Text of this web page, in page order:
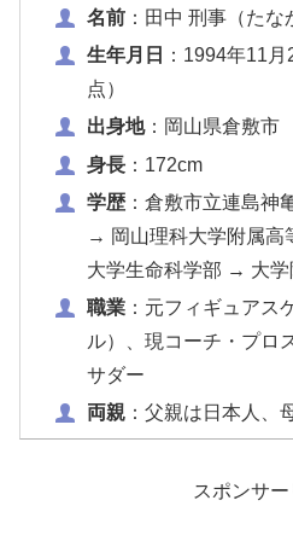
名前：田中 刑事（たな
生年月日
：1994年11
点）
出身地：岡山県倉敷市
身長：172cm
学歴：倉敷市立連島神
→ 岡山理科大学附属
大学生命科学部 → 大学
職業：元フィギュアス
ル）、現コーチ・プロ
サダー
両親：父親は日本人、
スポンサー